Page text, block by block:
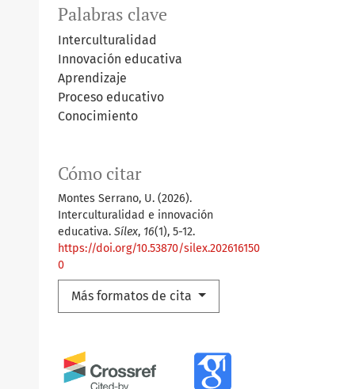
Palabras clave
Interculturalidad
Innovación educativa
Aprendizaje
Proceso educativo
Conocimiento
Cómo citar
Montes Serrano, U. (2026).
Interculturalidad e innovación
educativa. Sílex, 16(1), 5-12.
https://doi.org/10.53870/silex.202616150
0
Más formatos de cita